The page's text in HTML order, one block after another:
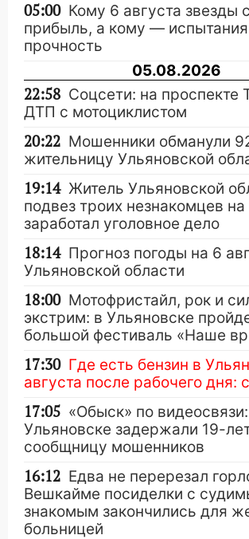
05:00 Кому 6 августа звезды
прибыль, а кому —
прочность
05.08.2026
22:58 Соцсети: на проспекте
ДТП с мотоциклистом
20:22 Мошенники обманули
жительницу Ульяновской
19:14 Житель Ульяновской
подвез троих незнакомцев
заработал уголовное дело
18:14 Прогноз погоды на 6
Ульяновской области
18:00 Мотофристайл, рок и
экстрим: в Ульяновске
большой фестиваль «Наше
17:30 Где есть бензин в
августа после рабочего дня:
17:05 «Обыск» по
Ульяновске задержали 19-
сообщницу мошенников
16:12 Едва не перерезал
Вешкайме посиделки с
знакомым закончились для
больницей